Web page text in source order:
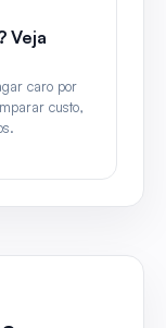
Veja
caro por
custo,